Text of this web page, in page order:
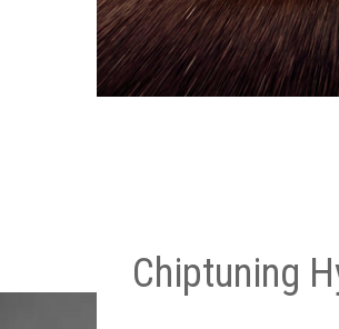
Chiptuning